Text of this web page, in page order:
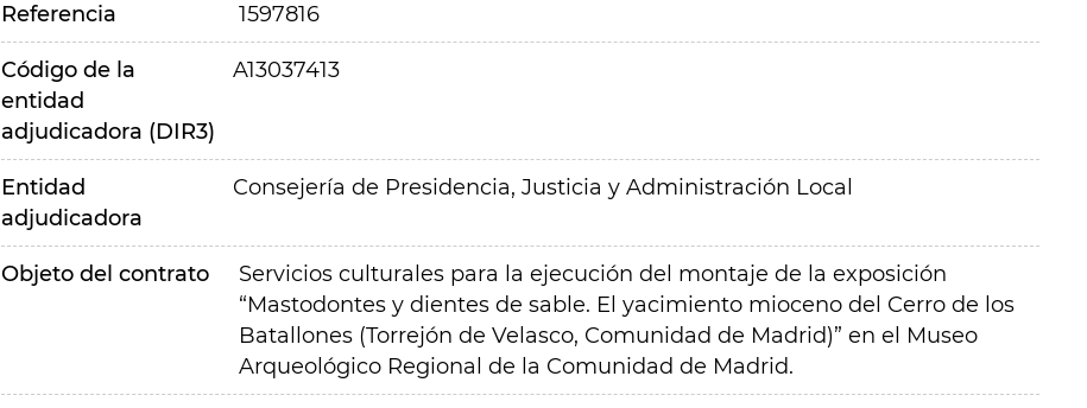
Referencia 1597816
Código de la
entidad
adjudicadora (DIR3)
A13037413
Entidad
adjudicadora
Consejería de Presidencia, Justicia y Administración Local
Objeto del contrato
Servicios culturales para la ejecución del montaje de la exposición
“Mastodontes y dientes de sable. El yacimiento mioceno del Cerro de los
Batallones (Torrejón de Velasco, Comunidad de Madrid)” en el Museo
Arqueológico Regional de la Comunidad de Madrid.